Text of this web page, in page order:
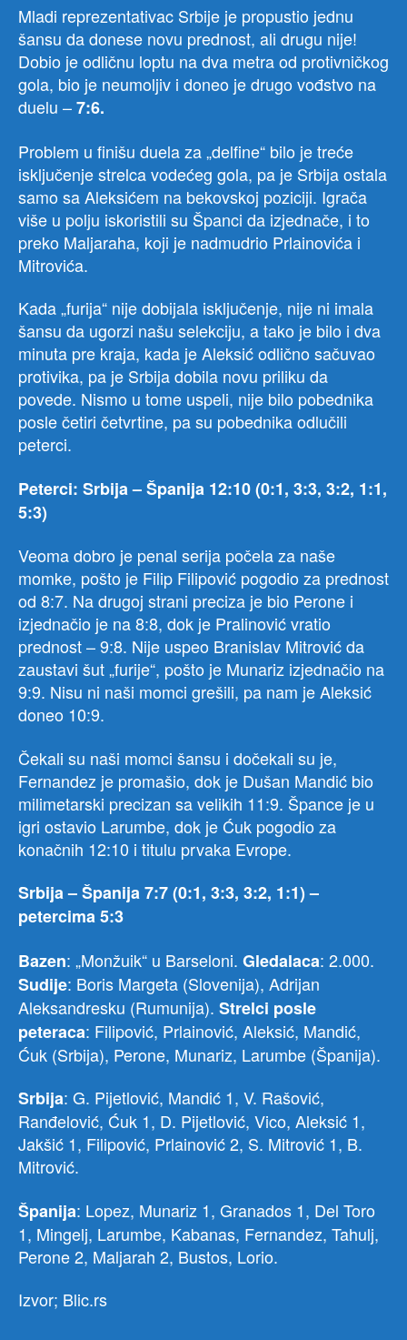
Mladi reprezentativac Srbije je propustio jednu
šansu da donese novu prednost, ali drugu nije!
Dobio je odličnu loptu na dva metra od protivničkog
gola, bio je neumoljiv i doneo je drugo vođstvo na
duelu –7:6.
Problem u finišu duela za „delfine“ bilo je treće
isključenje strelca vodećeg gola, pa je Srbija ostala
samo sa Aleksićem na bekovskoj poziciji. Igrača
više u polju iskoristili su Španci da izjednače, i to
preko Maljaraha, koji je nadmudrio Prlainovića i
Mitrovića.
Kada „furija“ nije dobijala isključenje, nije ni imala
šansu da ugorzi našu selekciju, a tako je bilo i dva
minuta pre kraja, kada je Aleksić odlično sačuvao
protivika, pa je Srbija dobila novu priliku da
povede. Nismo u tome uspeli, nije bilo pobednika
posle četiri četvrtine, pa su pobednika odlučili
peterci.
Peterci: Srbija – Španija 12:10(0:1, 3:3, 3:2, 1:1,
5:3)
Veoma dobro je penal serija počela za naše
momke, pošto je Filip Filipović pogodio za prednost
od 8:7. Na drugoj strani preciza je bio Perone i
izjednačio je na 8:8, dok je Pralinović vratio
prednost – 9:8. Nije uspeo Branislav Mitrović da
zaustavi šut „furije“, pošto je Munariz izjednačio na
9:9. Nisu ni naši momci grešili, pa nam je Aleksić
doneo 10:9.
Čekali su naši momci šansu i dočekali su je,
Fernandez je promašio, dok je Dušan Mandić bio
milimetarski precizan sa velikih 11:9. Špance je u
igri ostavio Larumbe, dok je Ćuk pogodio za
konačnih 12:10 i titulu prvaka Evrope.
Srbija – Španija 7:7 (0:1, 3:3, 3:2, 1:1) –
petercima 5:3
Bazen: „Monžuik“ u Barseloni. Gledalaca: 2.000.
Sudije: Boris Margeta (Slovenija), Adrijan
Aleksandresku (Rumunija). Strelci posle
peteraca: Filipović, Prlainović, Aleksić, Mandić,
Ćuk (Srbija), Perone, Munariz, Larumbe (Španija).
Srbija: G. Pijetlović, Mandić 1, V. Rašović,
Ranđelović, Ćuk 1, D. Pijetlović, Vico, Aleksić 1,
Jakšić 1, Filipović, Prlainović 2, S. Mitrović 1, B.
Mitrović.
Španija: Lopez, Munariz 1, Granados 1, Del Toro
1, Mingelj, Larumbe, Kabanas, Fernandez, Tahulj,
Perone 2, Maljarah 2, Bustos, Lorio.
Izvor; Blic.rs